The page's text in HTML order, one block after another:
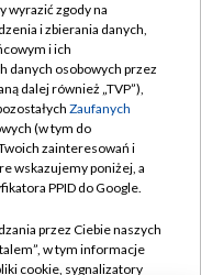
wyrazić zgody na
i zbierania danych,
i ich
danych osobowych przez
dalej również „TVP”),
Zaufanych
(w tym do
zainteresowań i
wskazujemy poniżej, a
PPID do Google.
przez Ciebie naszych
w tym informacje
cookie, sygnalizatory